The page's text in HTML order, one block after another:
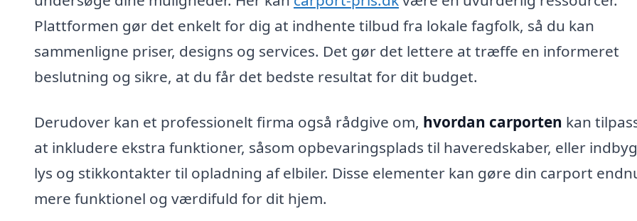
Plattformen gør det enkelt for dig at indhente tilbud fra lokale fagfolk, så du kan
sammenligne priser, designs og services. Det gør det lettere at træffe en informeret
beslutning og sikre, at du får det bedste resultat for dit budget.
Derudover kan et professionelt firma også rådgive om, hvordan carporten kan
at inkludere ekstra funktioner, såsom opbevaringsplads til haveredskaber, eller
lys og stikkontakter til opladning af elbiler. Disse elementer kan gøre din carport
mere funktionel og værdifuld for dit hjem.